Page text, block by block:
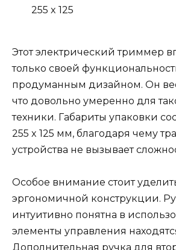
255 x 125
Этот электрический триммер
только своей
продуманным дизайном. Он
что довольно умеренно для
техники. Габариты упаковки
255 x 125 мм, благодаря чему
устройства не вызывает
Особое внимание стоит
эргономичной конструкции.
интуитивно понятна в
элементы управления
Дополнительная ручка для